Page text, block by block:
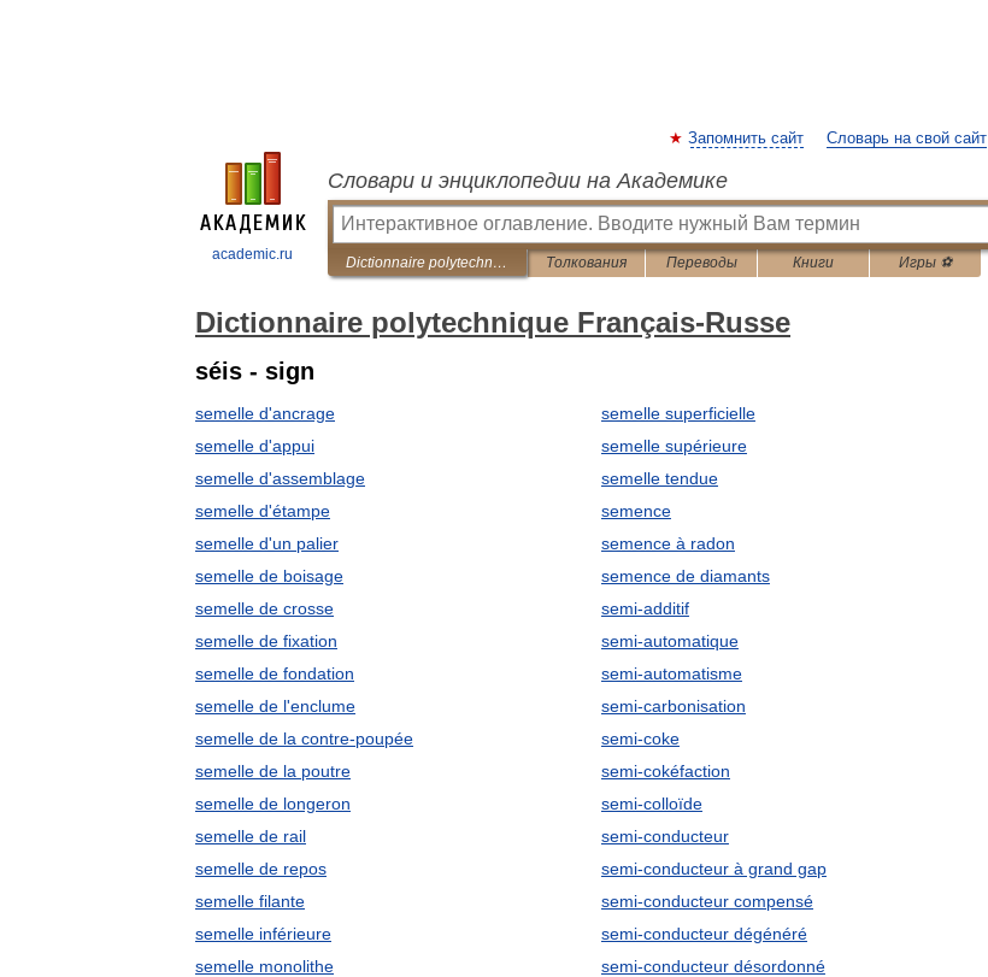
academic.ru
Запомнить сайт Словарь на свой сайт
Словари и энциклопедии на Академике
Dictionnaire polytechnique Français-Russe Толкования Переводы Книги Игры ⚽
Dictionnaire polytechnique Français-Russe
séis - sign
semelle d'ancrage
semelle d'appui
semelle d'assemblage
semelle d'étampe
semelle d'un palier
semelle de boisage
semelle de crosse
semelle de fixation
semelle de fondation
semelle de l'enclume
semelle de la contre-poupée
semelle de la poutre
semelle de longeron
semelle de rail
semelle de repos
semelle filante
semelle inférieure
semelle monolithe
semelle superficielle
semelle supérieure
semelle tendue
semence
semence à radon
semence de diamants
semi-additif
semi-automatique
semi-automatisme
semi-carbonisation
semi-coke
semi-cokéfaction
semi-colloïde
semi-conducteur
semi-conducteur à grand gap
semi-conducteur compensé
semi-conducteur dégénéré
semi-conducteur désordonné